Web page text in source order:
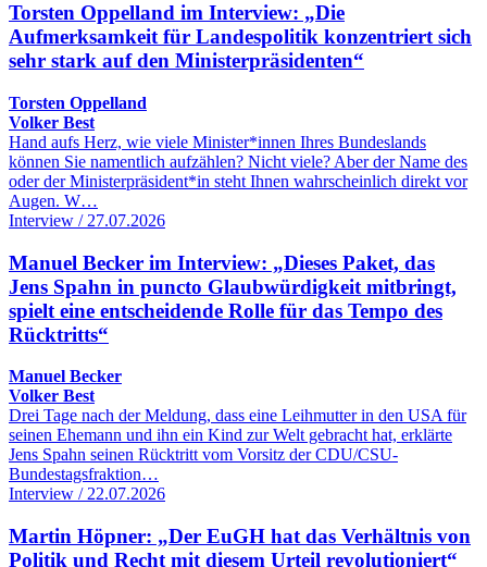
Torsten Oppelland im Interview: „Die
Aufmerksamkeit für Landespolitik konzentriert sich
sehr stark auf den Ministerpräsidenten“
Torsten Oppelland
Volker Best
Hand aufs Herz, wie viele Minister*innen Ihres Bundeslands
können Sie namentlich aufzählen? Nicht viele? Aber der Name des
oder der Ministerpräsident*in steht Ihnen wahrscheinlich direkt vor
Augen. W…
Interview / 27.07.2026
Manuel Becker im Interview: „Dieses Paket, das
Jens Spahn in puncto Glaubwürdigkeit mitbringt,
spielt eine entscheidende Rolle für das Tempo des
Rücktritts“
Manuel Becker
Volker Best
Drei Tage nach der Meldung, dass eine Leihmutter in den USA für
seinen Ehemann und ihn ein Kind zur Welt gebracht hat, erklärte
Jens Spahn seinen Rücktritt vom Vorsitz der CDU/CSU-
Bundestagsfraktion…
Interview / 22.07.2026
Martin Höpner: „Der EuGH hat das Verhältnis von
Politik und Recht mit diesem Urteil revolutioniert“